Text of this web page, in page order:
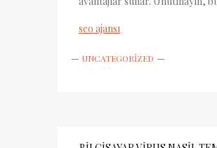
seo ajansı
UNCATEGORIZED